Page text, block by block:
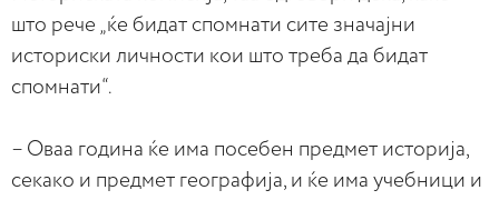
што рече „ќе бидат спомнати сите значајни
историски личности кои што треба да бидат
спомнати“.
– Оваа година ќе има посебен предмет историја,
секако и предмет географија, и ќе има учебници и